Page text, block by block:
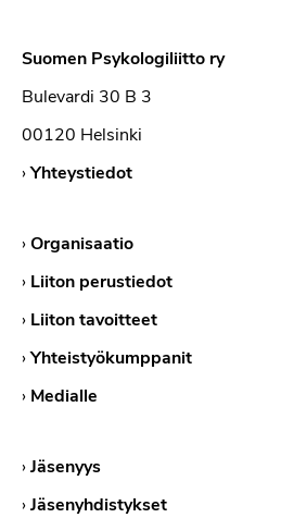
Suomen Psykologiliitto ry
Bulevardi 30 B 3
00120 Helsinki
›Yhteystiedot
›Organisaatio
› Liiton perustiedot
› Liiton tavoitteet
›Yhteistyökumppanit
› Medialle
›Jäsenyys
›Jäsenyhdistykset